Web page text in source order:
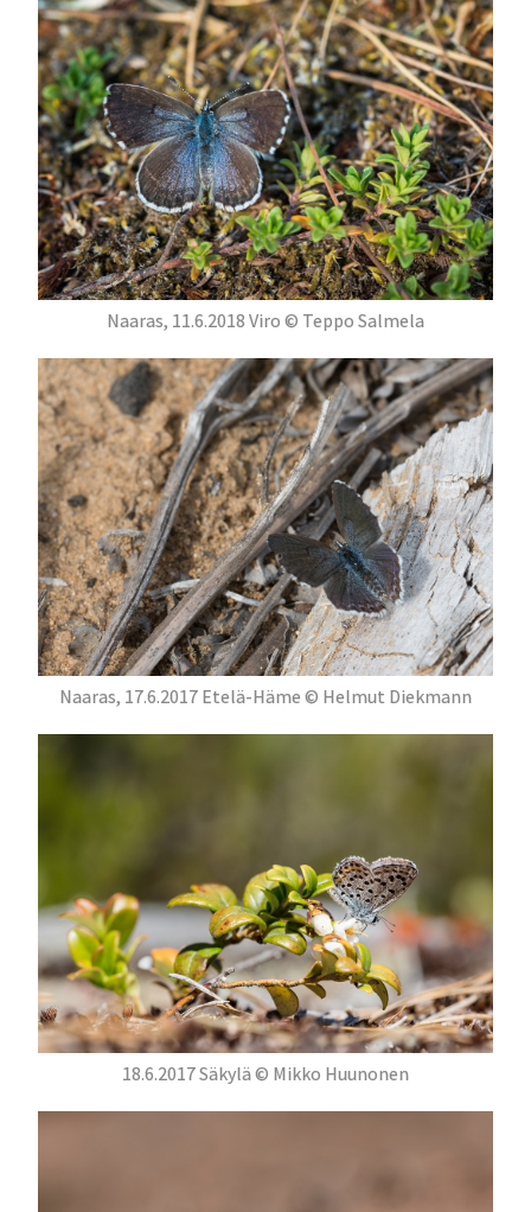
Naaras, 11.6.2018 Viro © Teppo Salmela
Naaras, 17.6.2017 Etelä-Häme © Helmut Diekmann
18.6.2017 Säkylä © Mikko Huunonen